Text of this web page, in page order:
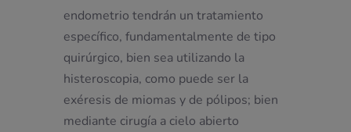
endometrio tendrán un tratamiento
específico, fundamentalmente de tipo
quirúrgico, bien sea utilizando la
histeroscopia, como puede ser la
exéresis de miomas y de pólipos; bien
mediante cirugía a cielo abierto